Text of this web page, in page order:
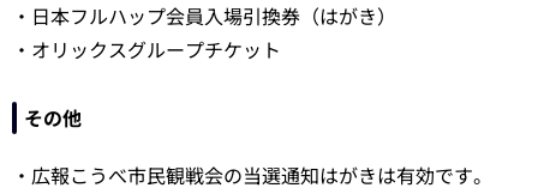
・日本フルハップ会員入場引換券（はがき）
・オリックスグループチケット
その他
・広報こうべ市民観戦会の当選通知はがきは有効です。